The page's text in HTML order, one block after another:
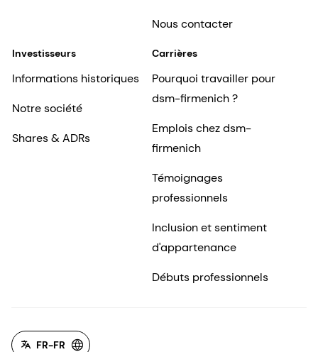
Nous contacter
Investisseurs
Informations historiques
Notre société
Shares & ADRs
Carrières
Pourquoi travailler pour
dsm-firmenich ?
Emplois chez dsm-
firmenich
Témoignages
professionnels
Inclusion et sentiment
d'appartenance
Débuts professionnels
FR-FR